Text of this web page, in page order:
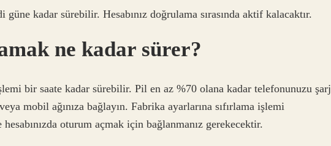
kadar sürebilir. Hesabınız doğrulama sırasında aktif kalacaktır.
ne kadar sürer?
bir saate kadar sürebilir. Pil en az %70 olana kadar telefonunuzu şarj
mobil ağınıza bağlayın. Fabrika ayarlarına sıfırlama işlemi
oturum açmak için bağlanmanız gerekecektir.